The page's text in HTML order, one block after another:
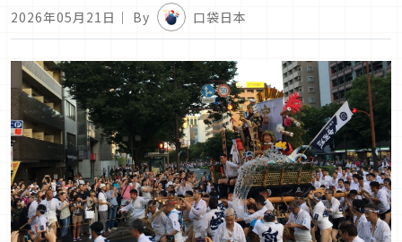
2026年05月21日 ｜ By 口袋日本